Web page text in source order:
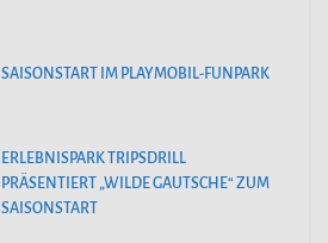
SAISONSTART IM PLAYMOBIL-FUNPARK
ERLEBNISPARK TRIPSDRILL
PRÄSENTIERT „WILDE GAUTSCHE“ ZUM
SAISONSTART